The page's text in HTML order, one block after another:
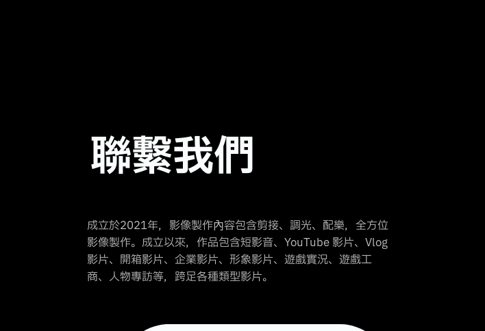
聯繫我們
成立於2021年，影像製作內容包含剪接、調光、配樂，全方位
影像製作。成立以來，作品包含短影音、YouTube 影片、Vlog
影片、開箱影片、企業影片、形象影片、遊戲實況、遊戲工
商、人物專訪等，跨足各種類型影片。